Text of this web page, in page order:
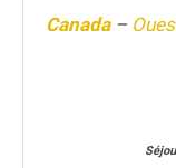
Canada–